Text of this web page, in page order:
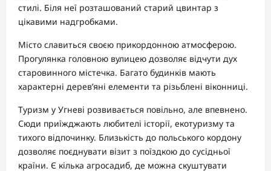
стилі. Біля неї розташований старий цвинтар з
цікавими надгробками.
Місто славиться своєю прикордонною атмосферою.
Прогулянка головною вулицею дозволяє відчути дух
старовинного містечка. Багато будинків мають
характерні дерев’яні елементи та різьблені віконниці.
Туризм у Угневі розвивається повільно, але впевнено.
Сюди приїжджають любителі історії, екотуризму та
тихого відпочинку. Близькість до польського кордону
дозволяє поєднувати візит з поїздкою до сусідньої
країни. Є кілька агросадиб, де можна скуштувати